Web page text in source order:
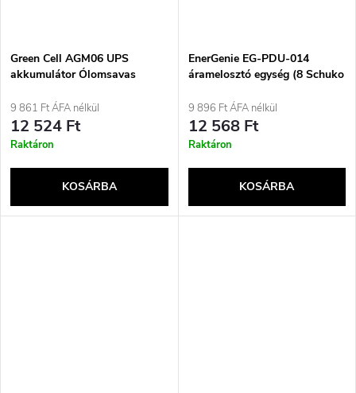
Green Cell AGM06 UPS
akkumulátor Ólomsavas
9 861 Ft ÁFA nélkül
12 524 Ft
Raktáron
KOSÁRBA
EnerGenie EG-PDU-014
áramelosztó egység (8 Schuko
csatlakozó, 3 m, fekete)
9 896 Ft ÁFA nélkül
12 568 Ft
Raktáron
KOSÁRBA